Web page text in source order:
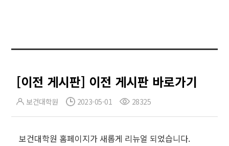
[이전 게시판] 이전 게시판 바로가기
보건대학원 2023-05-01 28325
보건대학원 홈페이지가 새롭게 리뉴얼 되었습니다.